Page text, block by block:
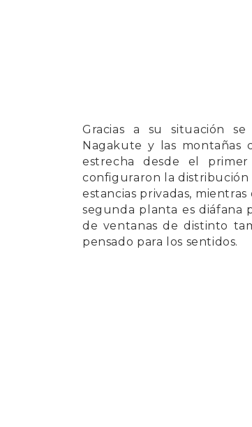
Gracias a su situación
Nagakutey las montañas
estrecha desde el
configuraron la distribución
estancias privadas,
segunda planta es diáfana
de ventanas de distinto
pensado para los sentidos.